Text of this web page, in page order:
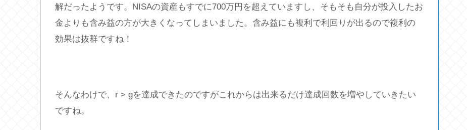
解だったようです。NISAの資産もすでに700万円を超えていますし、そもそも自分が投入したお
金よりも含み益の方が大きくなってしまいました。含み益にも複利で利回りが出るので複利の
効果は抜群ですね！
そんなわけで、r > gを達成できたのですがこれからは出来るだけ達成回数を増やしていきたい
ですね。